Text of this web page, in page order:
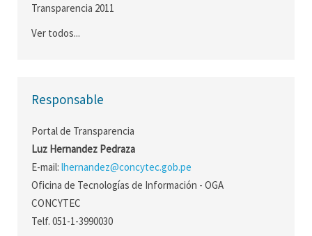
Transparencia 2011
Ver todos...
Responsable
Portal de Transparencia
Luz Hernandez Pedraza
E-mail: lhernandez@concytec.gob.pe
Oficina de Tecnologías de Información - OGA
CONCYTEC
Telf. 051-1-3990030